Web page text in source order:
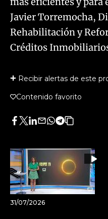
Javier Torremocha,
Rehabilitación y
Créditos
Recibir alertas de este
Contenido favorito
Facebook
Twitter
LinkedIn
Enviar
Whatsapp
Telegram
Copiar
artículo
31/07/2026